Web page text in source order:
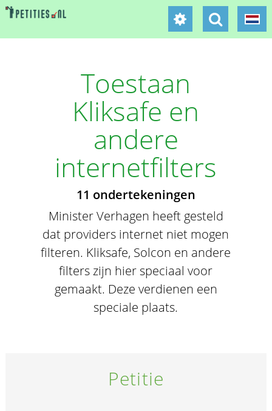
Toestaan
Kliksafe en
andere
internetfilters
11 ondertekeningen
Minister Verhagen heeft gesteld
dat providers internet niet mogen
filteren. Kliksafe, Solcon en andere
filters zijn hier speciaal voor
gemaakt. Deze verdienen een
speciale plaats.
Petitie